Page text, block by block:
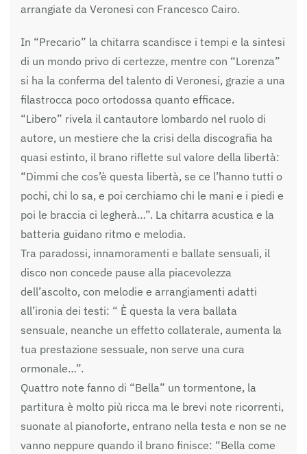
arrangiate da Veronesi con Francesco Cairo.
In “Precario” la chitarra scandisce i tempi e la sintesi
di un mondo privo di certezze, mentre con “Lorenza”
si ha la conferma del talento di Veronesi, grazie a una
filastrocca poco ortodossa quanto efficace.
“Libero” rivela il cantautore lombardo nel ruolo di
autore, un mestiere che la crisi della discografia ha
quasi estinto, il brano riflette sul valore della libertà:
“Dimmi che cos’è questa libertà, se ce l’hanno tutti o
pochi, chi lo sa, e poi cerchiamo chi le mani e i piedi e
poi le braccia ci legherà…”. La chitarra acustica e la
batteria guidano ritmo e melodia.
Tra paradossi, innamoramenti e ballate sensuali, il
disco non concede pause alla piacevolezza
dell’ascolto, con melodie e arrangiamenti adatti
all’ironia dei testi: “ È questa la vera ballata
sensuale, neanche un effetto collaterale, aumenta la
tua prestazione sessuale, non serve una cura
ormonale…”.
Quattro note fanno di “Bella” un tormentone, la
partitura è molto più ricca ma le brevi note ricorrenti,
suonate al pianoforte, entrano nella testa e non se ne
vanno neppure quando il brano finisce: “Bella come